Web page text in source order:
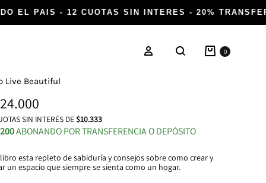
Ingresar
Buscar
Carrito
0
Live Beautiful
SIN INTERÉS DE$10.333
ABONANDO POR TRANSFERENCIA O DEPÓSITO
esta repleto de sabiduría y consejos sobre como crear y
un espacio que siempre se sienta como un hogar.
EL PAIS - 12 CUOTAS SIN INTERES - 20%